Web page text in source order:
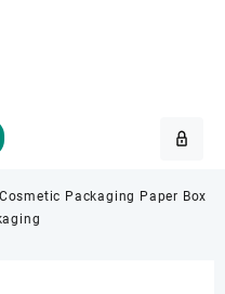
Packaging Paper Box